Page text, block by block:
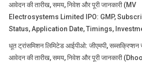
आवेदन की तारीख, समय, निवेश और पूरी जानकारी (MV
Electrosystems Limited IPO: GMP,
Status, Application Date, Timings,
धूत ट्रांसमिशन लिमिटेड आईपीओ: जीएमपी,
आवेदन की तारीख, समय, निवेश और पूरी जानकारी